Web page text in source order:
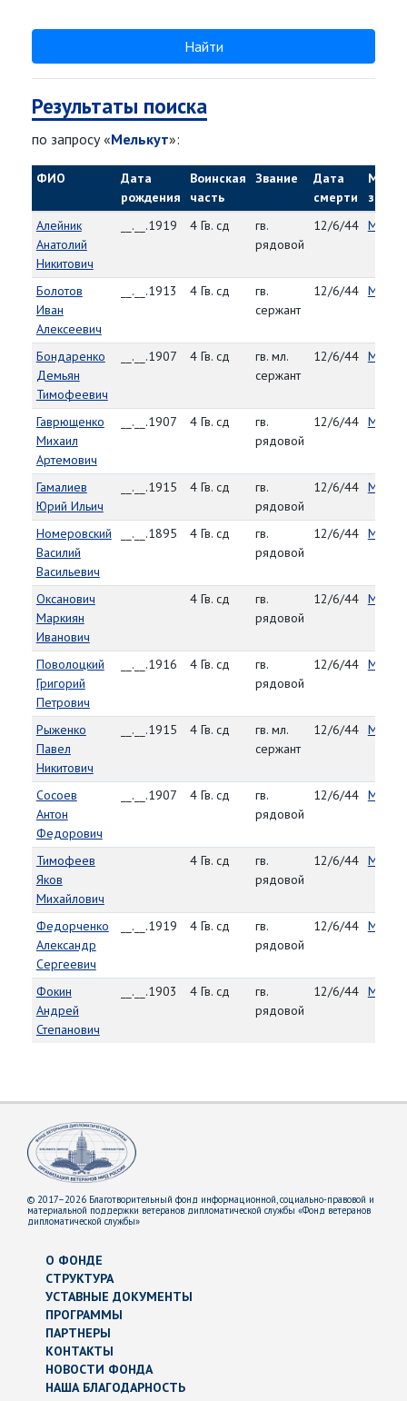
Найти
Результаты поиска
по запросу «Мелькут»:
ФИО
Дата
рождения
Воинская
часть
Звание
Дата
смерти
Место
Алейник
Анатолий
Никитович
__.__.1919 4 Гв. сд
гв.
рядовой
12/6/44
Болотов
Иван
Алексеевич
__.__.1913 4 Гв. сд
гв.
сержант
12/6/44
Бондаренко
Демьян
Тимофеевич
__.__.1907 4 Гв. сд
гв. мл.
сержант
12/6/44
Гаврющенко
Михаил
Артемович
__.__.1907 4 Гв. сд
гв.
рядовой
12/6/44
Гамалиев
Юрий Ильич
__.__.1915 4 Гв. сд
гв.
рядовой
12/6/44
Номеровский
Василий
Васильевич
__.__.1895 4 Гв. сд
гв.
рядовой
12/6/44
Оксанович
Маркиян
Иванович
4 Гв. сд
гв.
рядовой
12/6/44
Поволоцкий
Григорий
Петрович
__.__.1916 4 Гв. сд
гв.
рядовой
12/6/44
Рыженко
Павел
Никитович
__.__.1915 4 Гв. сд
гв. мл.
сержант
12/6/44
Сосоев
Антон
Федорович
__.__.1907 4 Гв. сд
гв.
рядовой
12/6/44
Тимофеев
Яков
Михайлович
4 Гв. сд
гв.
рядовой
12/6/44
Федорченко
Александр
Сергеевич
__.__.1919 4 Гв. сд
гв.
рядовой
12/6/44
Фокин
Андрей
Степанович
__.__.1903 4 Гв. сд
гв.
рядовой
12/6/44
© 2017–2026 Благотворительный фонд информационной, социально-правовой и
материальной поддержки ветеранов дипломатической службы «Фонд ветеранов
дипломатической службы»
О ФОНДЕ
СТРУКТУРА
УСТАВНЫЕ ДОКУМЕНТЫ
ПРОГРАММЫ
ПАРТНЕРЫ
КОНТАКТЫ
НОВОСТИ ФОНДА
НАША БЛАГОДАРНОСТЬ